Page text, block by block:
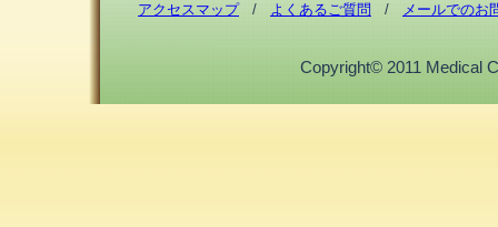
アクセスマップ/ よくあるご質問 / メールでのお
Copyright© 2011 Medical